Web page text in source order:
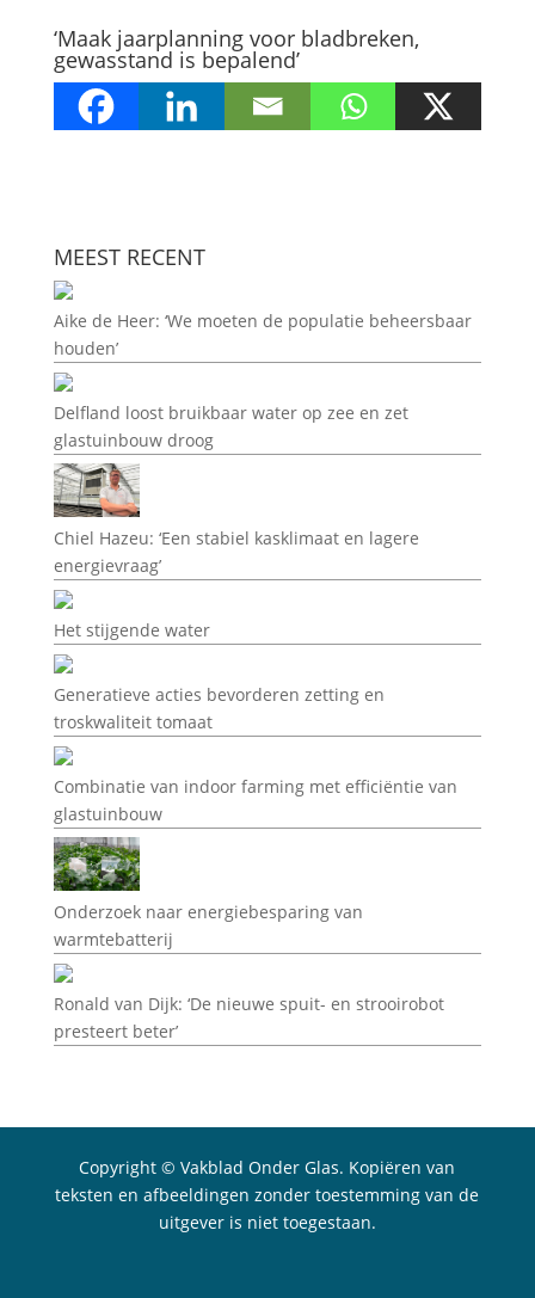
‘Maak jaarplanning voor bladbreken,
gewasstand is bepalend’
MEEST RECENT
Aike de Heer: ‘We moeten de populatie beheersbaar
houden’
Delfland loost bruikbaar water op zee en zet
glastuinbouw droog
Chiel Hazeu: ‘Een stabiel kasklimaat en lagere
energievraag’
Het stijgende water
Generatieve acties bevorderen zetting en
troskwaliteit tomaat
Combinatie van indoor farming met efficiëntie van
glastuinbouw
Onderzoek naar energiebesparing van
warmtebatterij
Ronald van Dijk: ‘De nieuwe spuit- en strooirobot
presteert beter’
Copyright © Vakblad Onder Glas. Kopiëren van
teksten en afbeeldingen zonder toestemming van de
uitgever is niet toegestaan.